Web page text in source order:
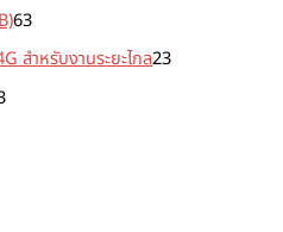
63
สำหรับงานระยะไกล23